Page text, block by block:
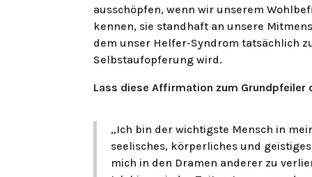
ausschöpfen, wenn wir unserem
kennen, sie standhaft an unsere
dem unser Helfer-Syndrom tatsächlich
Selbstaufopferung wird.
Lass diese Affirmation zum Grundpfeiler
„Ich bin der wichtigste Mensch in
seelisches, körperliches und
mich in den Dramen anderer zu